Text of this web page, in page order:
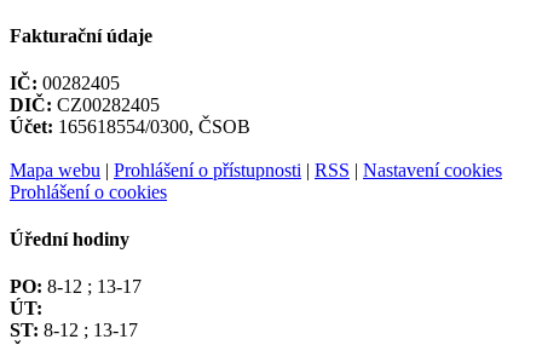
Fakturační údaje
IČ: 00282405
DIČ: CZ00282405
Účet: 165618554/0300, ČSOB
Mapa webu | Prohlášení o přístupnosti | RSS | Nastavení cookies
Prohlášení o cookies
Úřední hodiny
PO: 8-12 ; 13-17
ÚT:
ST: 8-12 ; 13-17